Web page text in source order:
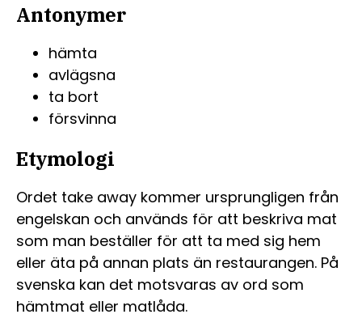
Antonymer
hämta
avlägsna
ta bort
försvinna
Etymologi
Ordet take away kommer ursprungligen från
engelskan och används för att beskriva mat
som man beställer för att ta med sig hem
eller äta på annan plats än restaurangen. På
svenska kan det motsvaras av ord som
hämtmat eller matlåda.